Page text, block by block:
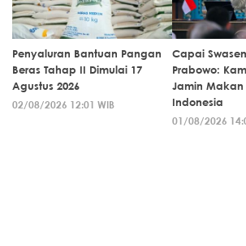
Penyaluran Bantuan Pangan
Beras Tahap II Dimulai 17
Agustus 2026
02/08/2026 12:01 WIB
Capai
Prabowo:
Jamin Makan
Indonesia
01/08/2026